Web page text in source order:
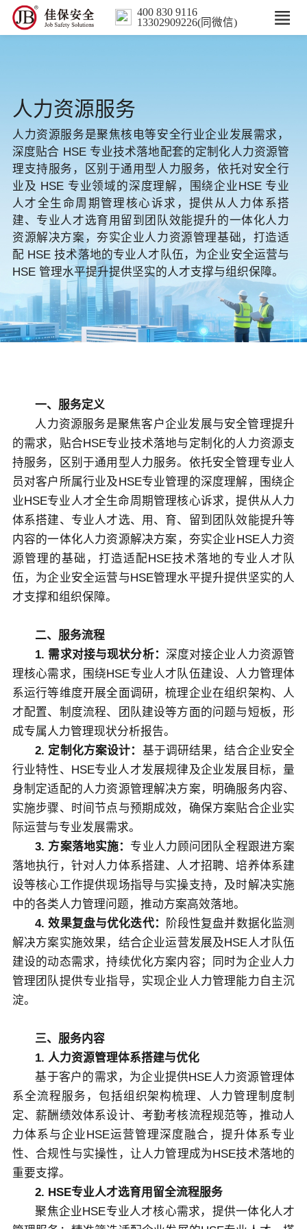
400 830 9116
13302909226(同微信)
数智解决方案
行业案例
培训
人力服务
新闻中心
关于佳保
人力资源服务
人力资源服务是聚焦核电等安全行业企业发展需求，
深度贴合 HSE 专业技术落地配套的定制化人力资源管
理支持服务，区别于通用型人力服务，依托对安全行
业及 HSE 专业领域的深度理解，围绕企业HSE 专业
人才全生命周期管理核心诉求，提供从人力体系搭
建、专业人才选育用留到团队效能提升的一体化人力
资源解决方案，夯实企业人力资源管理基础，打造适
配 HSE 技术落地的专业人才队伍，为企业安全运营与
HSE 管理水平提升提供坚实的人才支撑与组织保障。
一、服务定义
人力资源服务是聚焦客户企业发展与安全管理提升
的需求，贴合HSE专业技术落地与定制化的人力资源支
持服务，区别于通用型人力服务。依托安全管理专业人
员对客户所属行业及HSE专业管理的深度理解，围绕企
业HSE专业人才全生命周期管理核心诉求，提供从人力
体系搭建、专业人才选、用、育、留到团队效能提升等
内容的一体化人力资源解决方案，夯实企业HSE人力资
源管理的基础，打造适配HSE技术落地的专业人才队
伍，为企业安全运营与HSE管理水平提升提供坚实的人
才支撑和组织保障。
二、服务流程
1. 需求对接与现状分析： 深度对接企业人力资源管
理核心需求，围绕HSE专业人才队伍建设、人力管理体
系运行等维度开展全面调研，梳理企业在组织架构、人
才配置、制度流程、团队建设等方面的问题与短板，形
成专属人力管理现状分析报告。
2. 定制化方案设计： 基于调研结果，结合企业安全
行业特性、HSE专业人才发展规律及企业发展目标，量
身制定适配的人力资源管理解决方案，明确服务内容、
实施步骤、时间节点与预期成效，确保方案贴合企业实
际运营与专业发展需求。
3. 方案落地实施： 专业人力顾问团队全程跟进方案
落地执行，针对人力体系搭建、人才招聘、培养体系建
设等核心工作提供现场指导与实操支持，及时解决实施
中的各类人力管理问题，推动方案高效落地。
4. 效果复盘与优化迭代：
阶段性复盘并数据化监测
解决方案实施效果，结合企业运营发展及HSE人才队伍
建设的动态需求，持续优化方案内容；同时为企业人力
管理团队提供专业指导，实现企业人力管理能力自主沉
淀。
三、服务内容
1. 人力资源管理体系搭建与优化
基于客户的需求，为企业提供HSE人力资源管理体
系全流程服务，包括组织架构梳理、人力管理制度制
定、薪酬绩效体系设计、考勤考核流程规范等，推动人
力体系与企业HSE运营管理深度融合，提升体系专业
性、合规性与实操性，让人力管理成为HSE技术落地的
重要支撑。
2. HSE专业人才选育用留全流程服务
聚焦企业HSE专业人才核心需求，提供一体化人才